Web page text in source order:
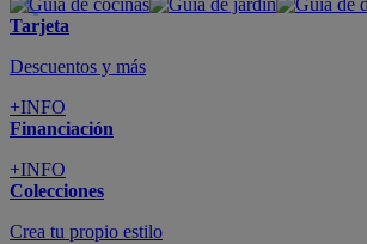
Tarjeta
Descuentos y más
+INFO
Financiación
+INFO
Colecciones
Crea tu propio estilo